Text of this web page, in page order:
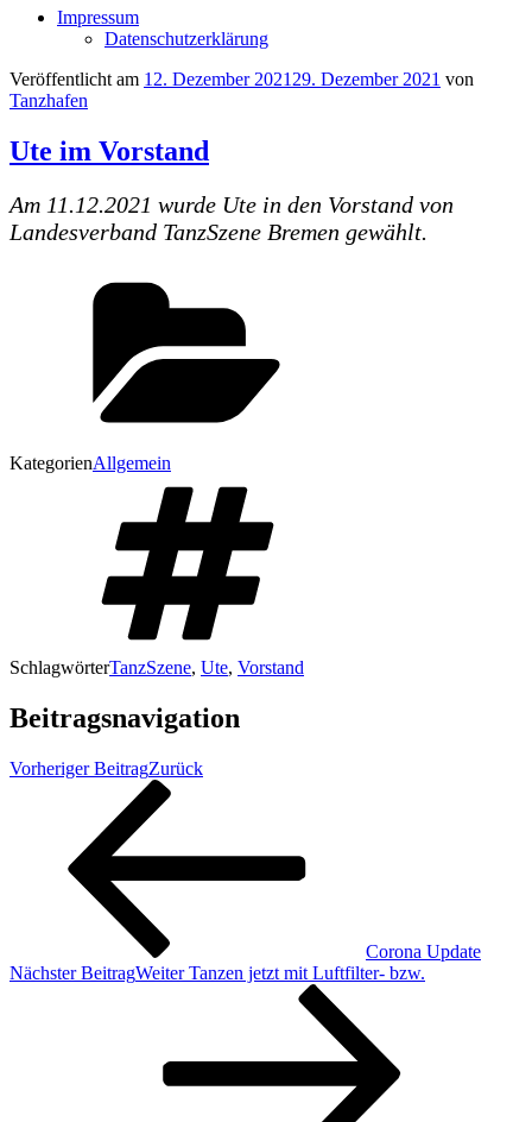
Impressum
Datenschutzerklärung
Veröffentlicht am 12. Dezember 2021 29. Dezember 2021 von
Tanzhafen
Ute im Vorstand
Am 11.12.2021 wurde Ute in den Vorstand von
Landesverband TanzSzene Bremen gewählt.
KategorienAllgemein
SchlagwörterTanzSzene, Ute, Vorstand
Beitragsnavigation
Vorheriger BeitragZurück
Corona Update
Nächster BeitragWeiter Tanzen jetzt mit Luftfilter- bzw.